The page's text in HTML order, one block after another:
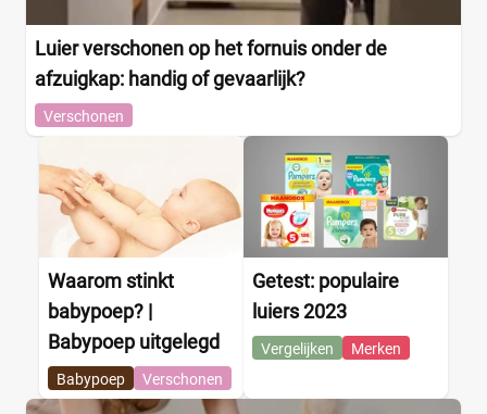
Luier verschonen op het fornuis onder de
afzuigkap: handig of gevaarlijk?
Verschonen
Waarom stinkt
babypoep? |
Babypoep uitgelegd
Babypoep Verschonen
Getest: populaire
luiers 2023
Vergelijken Merken